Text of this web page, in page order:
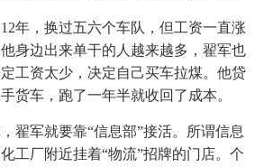
年，换过五六个车队，但工资一直涨
身边出来单干的人越来越多，翟军也
工资太少，决定自己买车拉煤。他贷
货车，跑了一年半就收回了成本。
翟军就要靠“信息部”接活。所谓信息
工厂附近挂着“物流”招牌的门店。个